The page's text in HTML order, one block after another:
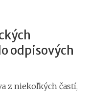
odpisových
z niekoľkých častí,